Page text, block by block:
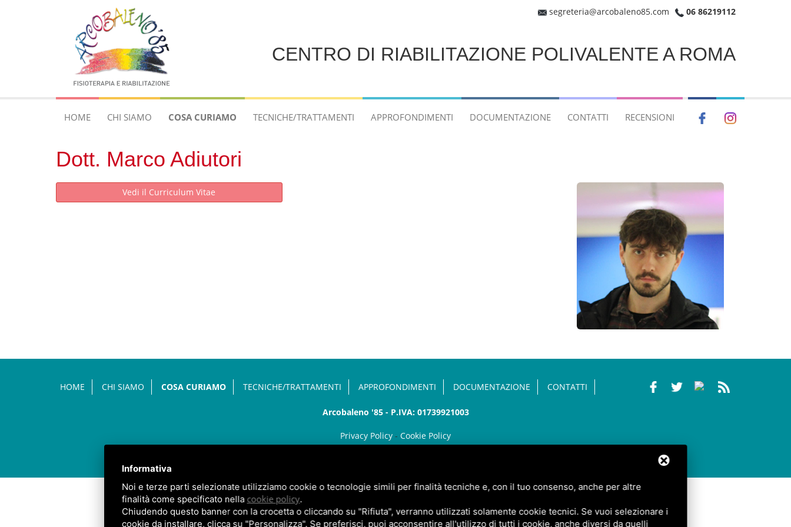
segreteria@arcobaleno85.com 06 86219112
CENTRO DI RIABILITAZIONE POLIVALENTE A ROMA
HOME CHI SIAMO COSA CURIAMO TECNICHE/TRATTAMENTI APPROFONDIMENTI DOCUMENTAZIONE CONTATTI RECENSIONI
Dott. Marco Adiutori
Vedi il Curriculum Vitae
HOME CHI SIAMO COSA CURIAMO TECNICHE/TRATTAMENTI APPROFONDIMENTI DOCUMENTAZIONE CONTATTI
Arcobaleno '85 - P.IVA: 01739921003
Privacy Policy - Cookie Policy
Informativa
Noi e terze parti selezionate utilizziamo cookie o tecnologie simili per finalità tecniche e, con il tuo consenso, anche per altre
finalità come specificato nella cookie policy.
Chiudendo questo banner con la crocetta o cliccando su "Rifiuta", verranno utilizzati solamente cookie tecnici. Se vuoi selezionare i
cookie da installare, clicca su "Personalizza". Se preferisci, puoi acconsentire all'utilizzo di tutti i cookie, anche diversi da quelli